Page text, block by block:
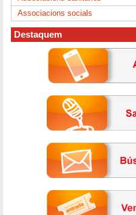
Associacions socials
Destaquem